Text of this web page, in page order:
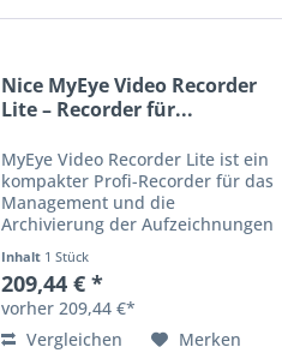
Nice MyEye Video Recorder
Lite – Recorder für...
MyEye Video Recorder Lite ist ein
kompakter Profi-Recorder für das
Management und die
Archivierung der Aufzeichnungen
Reihe. Mit MyEye Video Recorder
Lite können Sie: Die Aufnahmen
der Videokameras live über...
Inhalt 1 Stück
209,44 € *
vorher 209,44 €*
Vergleichen
Merken